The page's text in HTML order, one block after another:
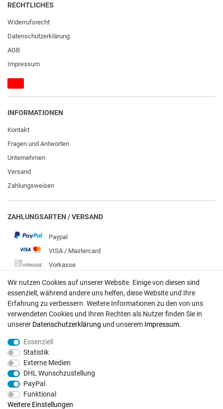
RECHTLICHES
Widerrufs­recht
Daten­schutz­erklärung
AGB
Impressum
INFORMATIONEN
Kontakt
Fragen und Antworten
Unternehmen
Versand
Zahlungsweisen
ZAHLUNGSARTEN / VERSAND
Paypal
VISA / Mastercard
Vorkasse
DHL
Deutsche Post
Bei Fragen wenden Sie sich direkt an unser Service-Team.
info@rasentraktoren-motoren.de
MA-Versand GmbH, 53925 Kall, In der Laach 1-3
Wir nutzen Cookies auf unserer Website. Einige von diesen sind
essenziell, während andere uns helfen, diese Website und Ihre
Erfahrung zu verbessern. Weitere Informationen zu den von uns
verwendeten Cookies und Ihren Rechten als Nutzer finden Sie in
unserer Daten­schutz­erklärung und unserem Impressum.
Essenziell
Statistik
Externe Medien
DHL Wunschzustellung
PayPal
Funktional
Weitere Einstellungen